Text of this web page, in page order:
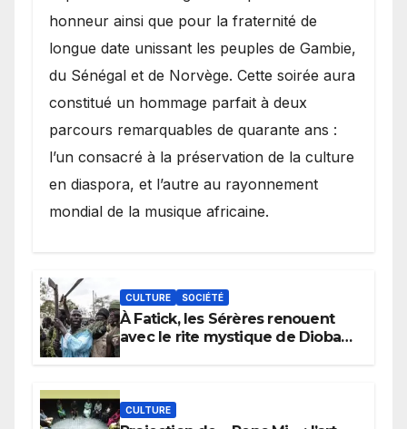
honneur ainsi que pour la fraternité de
longue date unissant les peuples de Gambie,
du Sénégal et de Norvège. Cette soirée aura
constitué un hommage parfait à deux
parcours remarquables de quarante ans :
l’un consacré à la préservation de la culture
en diaspora, et l’autre au rayonnement
mondial de la musique africaine.
CULTURE SOCIÉTÉ
À Fatick, les Sérères renouent
avec le rite mystique de Diobaye
CULTURE